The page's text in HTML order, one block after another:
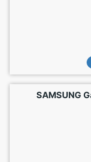
SAMSUNG